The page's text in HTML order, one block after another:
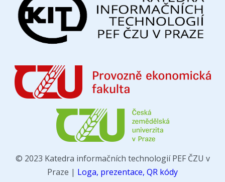
© 2023 Katedra informačních technologií PEF ČZU v
Praze | Loga, prezentace, QR kódy